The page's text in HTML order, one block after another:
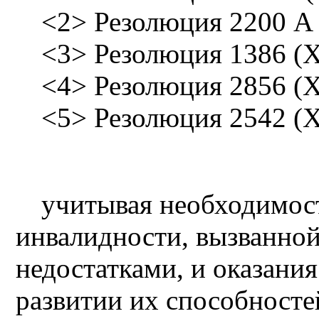
<2> Резолюция 2200
<3> Резолюция 1386
<4> Резолюция 2856
<5> Резолюция 2542
учитывая
инвалидности,
недостатками, и
развитии их